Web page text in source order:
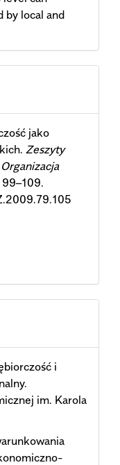
by local and
jako
Zeszyty
99–109.
i
im. Karola